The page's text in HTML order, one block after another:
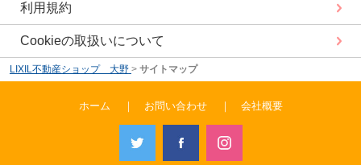
利用規約
Cookieの取扱いについて
LIXIL不動産ショップ 大野 > サイトマップ
ホーム ｜ お問い合わせ ｜ 会社概要